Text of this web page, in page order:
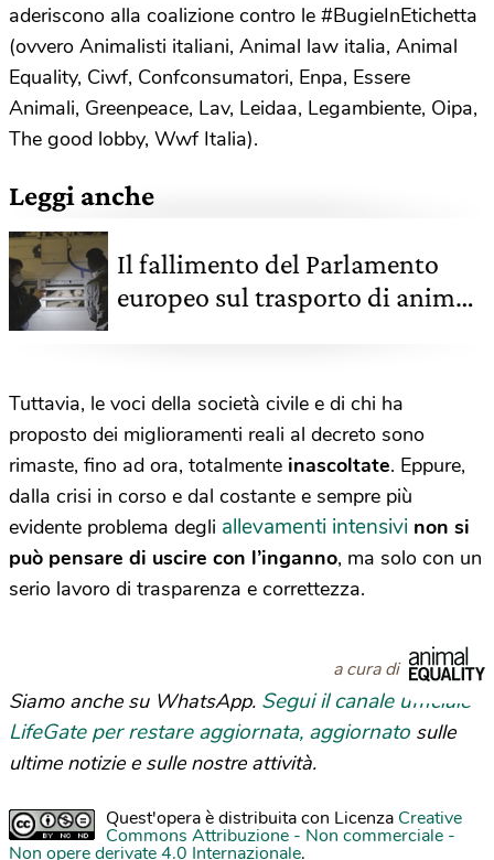
aderiscono alla coalizione contro le #BugieInEtichetta
(ovvero Animalisti italiani, Animal law italia, Animal
Equality, Ciwf, Confconsumatori, Enpa, Essere
Animali, Greenpeace, Lav, Leidaa, Legambiente, Oipa,
The good lobby, Wwf Italia).
Leggi anche
Il fallimento del Parlamento
europeo sul trasporto di animali
Tuttavia, le voci della società civile e di chi ha
proposto dei miglioramenti reali al decreto sono
rimaste, fino ad ora, totalmente inascoltate. Eppure,
dalla crisi in corso e dal costante e sempre più
evidente problema degli allevamenti intensivi non si
può pensare di uscire con l’inganno, ma solo con un
serio lavoro di trasparenza e correttezza.
a cura di
Siamo anche su WhatsApp. Segui il canale ufficiale
LifeGate per restare aggiornata, aggiornato sulle
ultime notizie e sulle nostre attività.
Quest'opera è distribuita con Licenza Creative
Commons Attribuzione - Non commerciale -
Non opere derivate 4.0 Internazionale.